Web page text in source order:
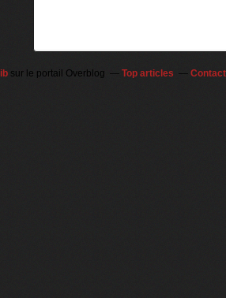
sur le portail Overblog Top articles Contact